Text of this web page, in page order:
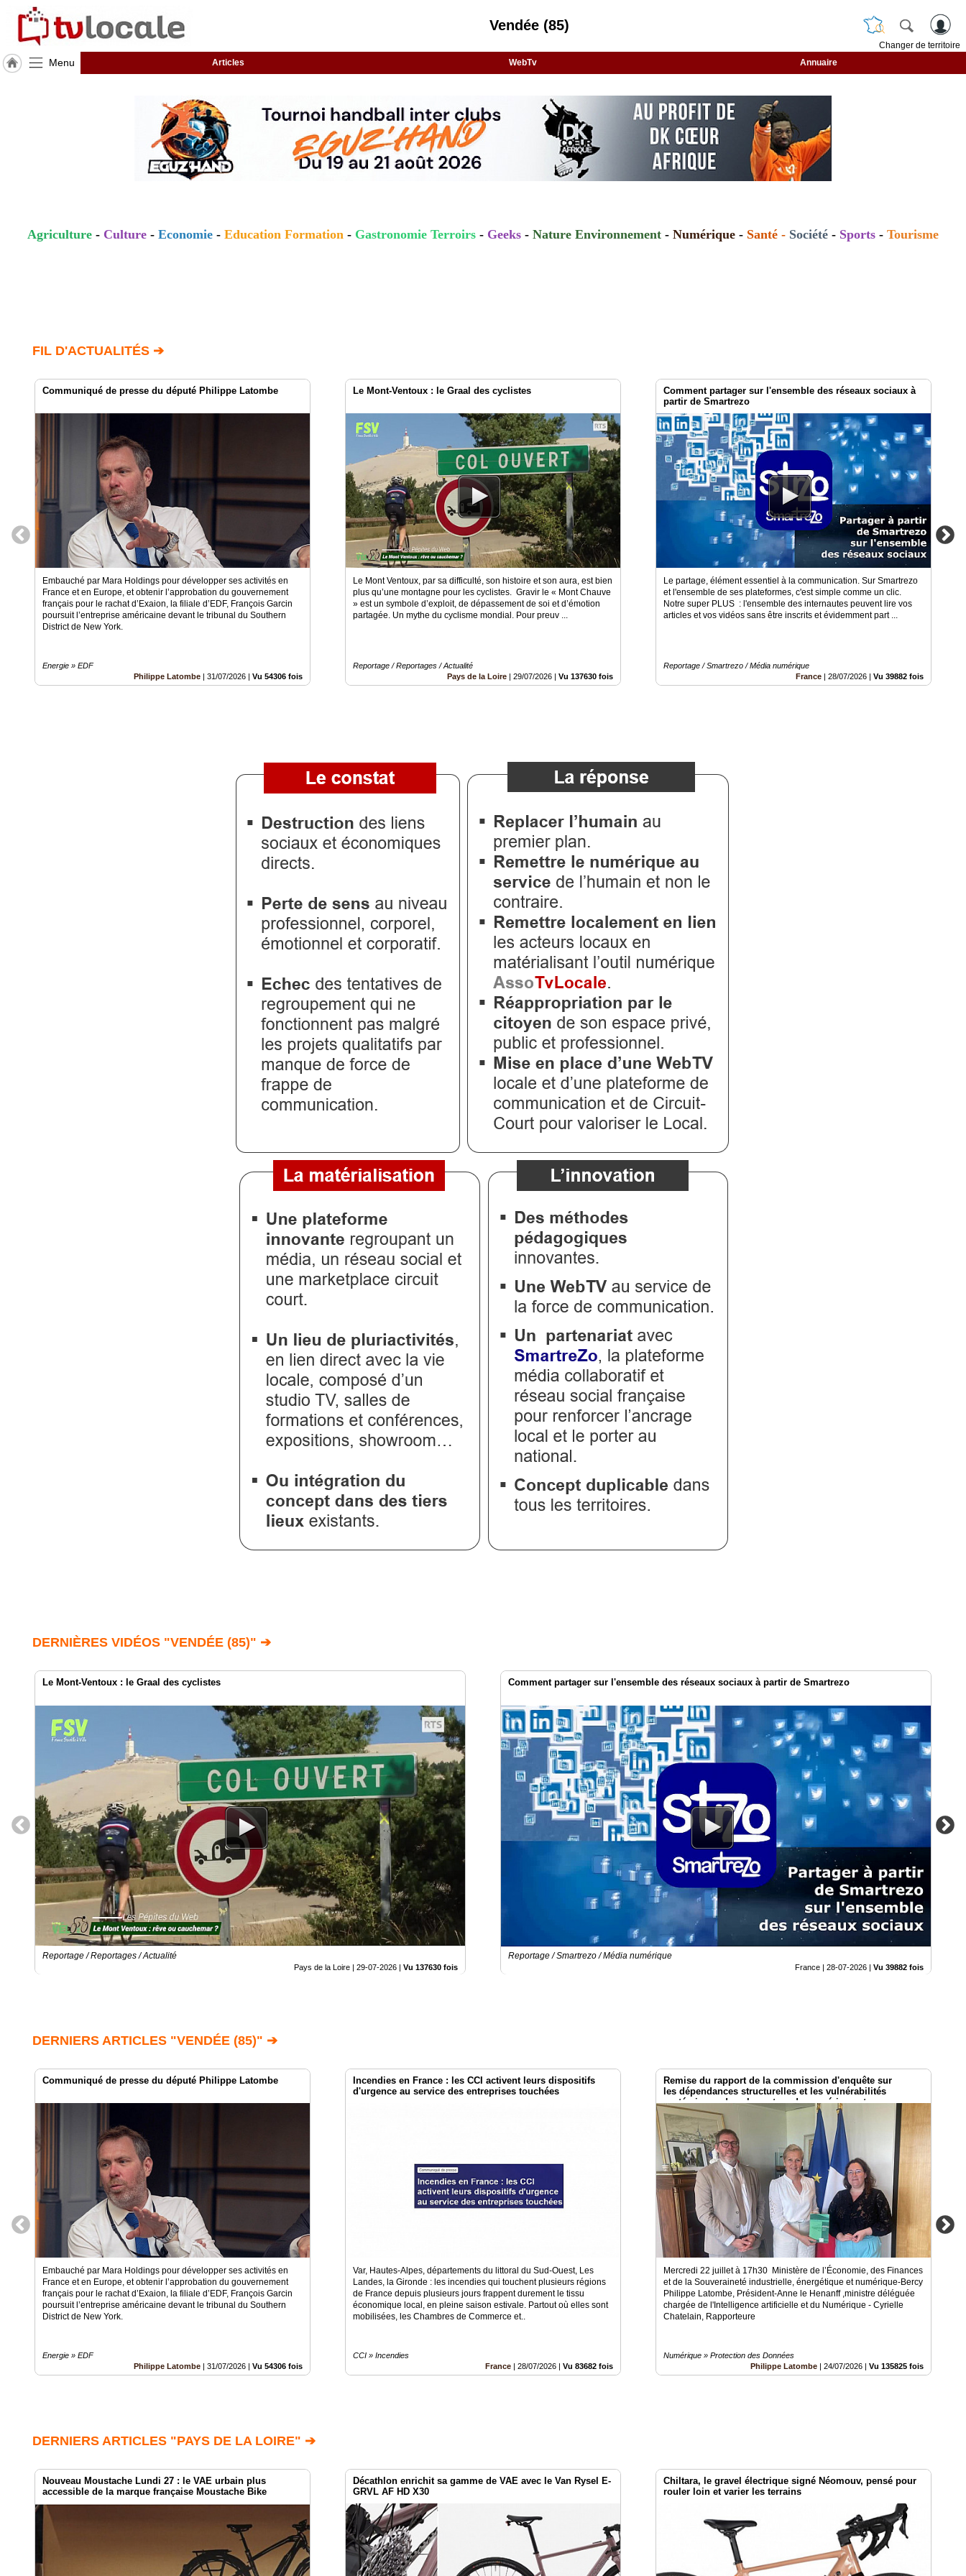
Vendée (85)
Changer de territoire
Menu Articles WebTv Annuaire
Accueil
Inscription
Agriculture - Culture - Economie - Education Formation - Gastronomie Terroirs - Geeks - Nature Environnement - Numérique - Santé - Société - Sports - Tourisme
FIL D'ACTUALITÉS ➔
Communiqué de presse du député Philippe Latombe
Embauché par Mara Holdings pour développer ses activités en
France et en Europe, et obtenir l’approbation du gouvernement
français pour le rachat d’Exaion, la filiale d’EDF, François Garcin
poursuit l’entreprise américaine devant le tribunal du Southern
District de New York.
Energie » EDF
Philippe Latombe | 31/07/2026 | Vu 54306 fois
Le Mont-Ventoux : le Graal des cyclistes
Le Mont Ventoux, par sa difficulté, son histoire et son aura, est bien
plus qu’une montagne pour les cyclistes. Gravir le « Mont Chauve
» est un symbole d’exploit, de dépassement de soi et d’émotion
partagée. Un mythe du cyclisme mondial. Pour preuv ...
Reportage / Reportages / Actualité
Pays de la Loire | 29/07/2026 | Vu 137630 fois
Comment partager sur l'ensemble des réseaux sociaux à
partir de Smartrezo
Le partage, élément essentiel à la communication. Sur Smartrezo
et l'ensemble de ses plateformes, c'est simple comme un clic.
Notre super PLUS : l'ensemble des internautes peuvent lire vos
articles et vos vidéos sans être inscrits et évidemment part ...
Reportage / Smartrezo / Média numérique
France | 28/07/2026 | Vu 39882 fois
DERNIÈRES VIDÉOS "VENDÉE (85)" ➔
Le Mont-Ventoux : le Graal des cyclistes
Reportage / Reportages / Actualité
Pays de la Loire | 29-07-2026 | Vu 137630 fois
Comment partager sur l'ensemble des réseaux sociaux à partir de Smartrezo
Reportage / Smartrezo / Média numérique
France | 28-07-2026 | Vu 39882 fois
DERNIERS ARTICLES "VENDÉE (85)" ➔
Communiqué de presse du député Philippe Latombe
Embauché par Mara Holdings pour développer ses activités en
France et en Europe, et obtenir l’approbation du gouvernement
français pour le rachat d’Exaion, la filiale d’EDF, François Garcin
poursuit l’entreprise américaine devant le tribunal du Southern
District de New York.
Energie » EDF
Philippe Latombe | 31/07/2026 | Vu 54306 fois
Incendies en France : les CCI activent leurs dispositifs
d'urgence au service des entreprises touchées
Var, Hautes-Alpes, départements du littoral du Sud-Ouest, Les
Landes, la Gironde : les incendies qui touchent plusieurs régions
de France depuis plusieurs jours frappent durement le tissu
économique local, en pleine saison estivale. Partout où elles sont
mobilisées, les Chambres de Commerce et..
CCI » Incendies
France | 28/07/2026 | Vu 83682 fois
Remise du rapport de la commission d'enquête sur
les dépendances structurelles et les vulnérabilités
systémiques dans le secteur du numérique et
les risques pour l’indépendance de la France
Mercredi 22 juillet à 17h30 Ministère de l’Économie, des Finances
et de la Souveraineté industrielle, énergétique et numérique-Bercy
Philippe Latombe, Président-Anne le Henanff ,ministre déléguée
chargée de l'Intelligence artificielle et du Numérique - Cyrielle
Chatelain, Rapporteure
Numérique » Protection des Données
Philippe Latombe | 24/07/2026 | Vu 135825 fois
DERNIERS ARTICLES "PAYS DE LA LOIRE" ➔
Nouveau Moustache Lundi 27 : le VAE urbain plus
accessible de la marque française Moustache Bike
Décathlon enrichit sa gamme de VAE avec le Van Rysel E-
GRVL AF HD X30
Chiltara, le gravel électrique signé Néomouv, pensé pour
rouler loin et varier les terrains